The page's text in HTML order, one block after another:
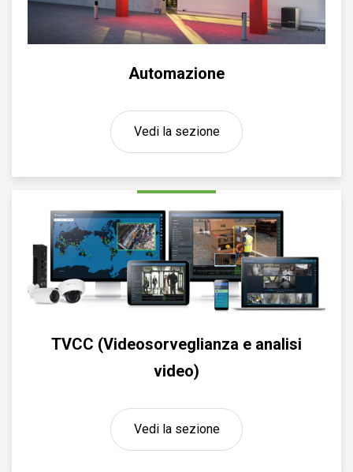
Automazione
Vedi la sezione
TVCC (Videosorveglianza e analisi
video)
Vedi la sezione